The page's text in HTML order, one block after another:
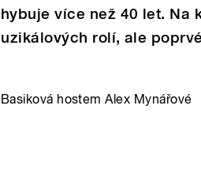
více než 40 let. Na
rolí, ale
hostem Alex Mynářové